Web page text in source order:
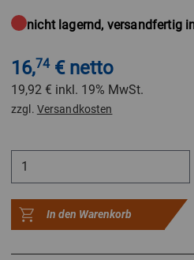
nicht lagernd, versandfertig
16,74€ netto
19,92 € inkl. 19% MwSt.
zzgl. Versandkosten
In den Warenkorb